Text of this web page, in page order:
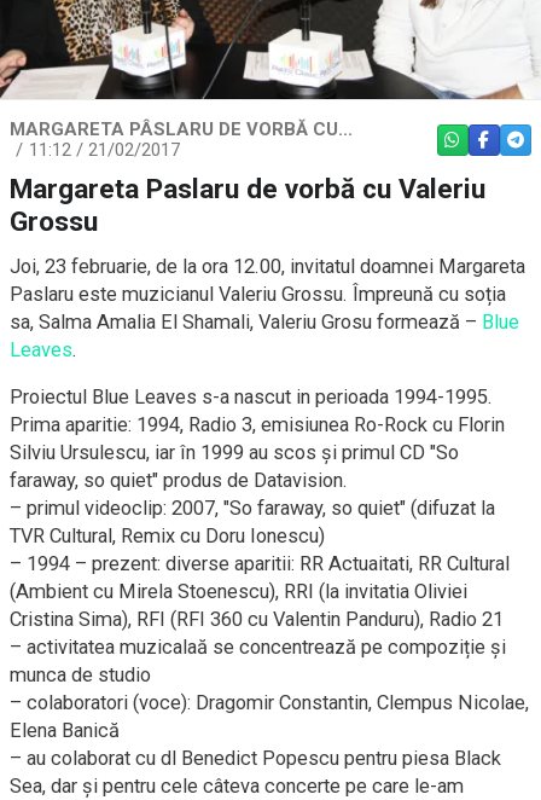
MARGARETA PÂSLARU DE VORBĂ CU...
11:12 / 21/02/2017
WHATSAPP
Margareta Paslaru de vorbă cu Valeriu
Grossu
Joi, 23 februarie, de la ora 12.00, invitatul doamnei Margareta
Paslaru este muzicianul Valeriu Grossu. Împreună cu soția
sa, Salma Amalia El Shamali, Valeriu Grosu formează – Blue
Leaves.
Proiectul Blue Leaves s-a nascut in perioada 1994-1995.
Prima aparitie: 1994, Radio 3, emisiunea Ro-Rock cu Florin
Silviu Ursulescu, iar în 1999 au scos și primul CD "So
faraway, so quiet" produs de Datavision.
– primul videoclip: 2007, "So faraway, so quiet" (difuzat la
TVR Cultural, Remix cu Doru Ionescu)
– 1994 – prezent: diverse aparitii: RR Actuaitati, RR Cultural
(Ambient cu Mirela Stoenescu), RRI (la invitatia Oliviei
Cristina Sima), RFI (RFI 360 cu Valentin Panduru), Radio 21
– activitatea muzicalaă se concentrează pe compoziție și
munca de studio
– colaboratori (voce): Dragomir Constantin, Clempus Nicolae,
Elena Banică
– au colaborat cu dl Benedict Popescu pentru piesa Black
Sea, dar și pentru cele câteva concerte pe care le-am